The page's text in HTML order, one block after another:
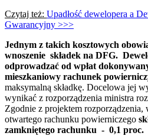
Czytaj też: Upadłość dewelopera a
Gwarancyjny >>>
Jednym z takich kosztowych
wnoszenie składek na DFG.
odprowadzać od wpłat
mieszkaniowy rachunek
maksymalną składkę. Docelowa jej
wynikać z rozporządzenia ministra
Zgodnie z projektem rozporządzenia,
otwartego rachunku powierniczego
zamkniętego rachunku - 0,1 proc.